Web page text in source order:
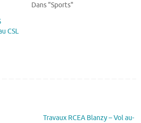
Dans "Sports"
CSL
Travaux RCEA Blanzy – Vol au-